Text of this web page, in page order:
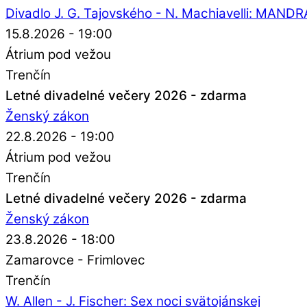
Divadlo J. G. Tajovského - N. Machiavelli:
15.8.2026 - 19:00
Átrium pod vežou
Trenčín
Letné divadelné večery 2026 - zdarma
Ženský zákon
22.8.2026 - 19:00
Átrium pod vežou
Trenčín
Letné divadelné večery 2026 - zdarma
Ženský zákon
23.8.2026 - 18:00
Zamarovce - Frimlovec
Trenčín
W. Allen - J. Fischer: Sex noci svätojánskej